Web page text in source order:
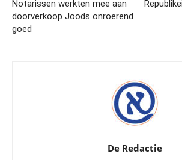
Notarissen werkten mee aan
doorverkoop Joods onroerend
goed
De Redactie